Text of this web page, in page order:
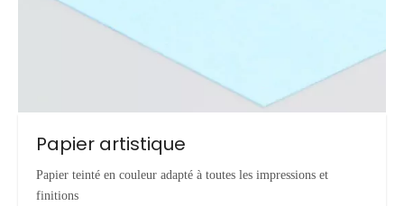
Papier artistique
Papier teinté en couleur adapté à toutes les impressions et
finitions